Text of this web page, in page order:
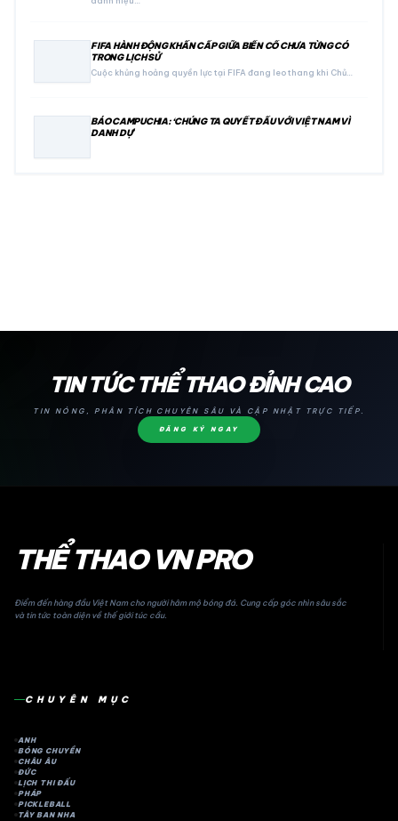
FIFA HÀNH ĐỘNG KHẨN CẤP GIỮA BIẾN CỐ CHƯA TỪNG CÓ
TRONG LỊCH SỬ
Cuộc khủng hoảng quyền lực tại FIFA đang leo thang khi Chủ…
BÁO CAMPUCHIA: ‘CHÚNG TA QUYẾT ĐẤU VỚI VIỆT NAM VÌ
DANH DỰ’
TIN TỨC THỂ THAO ĐỈNH CAO
TIN NÓNG, PHÂN TÍCH CHUYÊN SÂU VÀ CẬP NHẬT TRỰC TIẾP.
ĐĂNG KÝ NGAY
THỂ THAO VN PRO
Điểm đến hàng đầu Việt Nam cho người hâm mộ bóng đá. Cung cấp góc nhìn sâu sắc
và tin tức toàn diện về thế giới túc cầu.
CHUYÊN MỤC
ANH
BÓNG CHUYỀN
CHÂU ÂU
ĐỨC
LỊCH THI ĐẤU
PHÁP
PICKLEBALL
TÂY BAN NHA